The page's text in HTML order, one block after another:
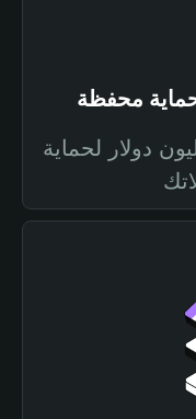
حماية بقيمة 300 مليون دولار لحماية